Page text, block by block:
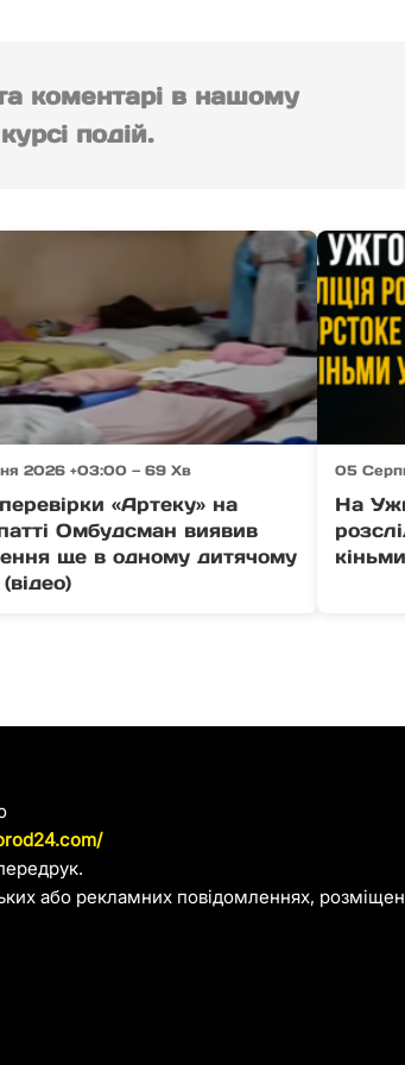
коментарі в нашому
подій.
2026 +03:00 — 69 Хв
«Артеку» на
Омбудсман виявив
ще в одному дитячому
05
На
або рекламних повідомленнях,